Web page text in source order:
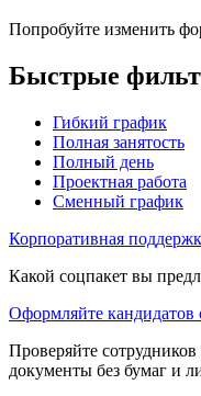
Попробуйте изменить
Быстрые
Гибкий график
Полная занятость
Полный день
Проектная работа
Сменный график
Корпоративная
Какой соцпакет вы
Оформляйте кандидатов
Проверяйте
документы без бумаг и